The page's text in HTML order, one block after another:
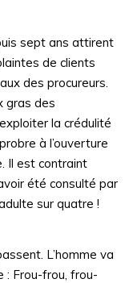
sept ans attirent
de clients
des procureurs.
gras des
la crédulité
à l’ouverture
Il est contraint
été consulté par
sur quatre !
L’homme va
: Frou-frou, frou-